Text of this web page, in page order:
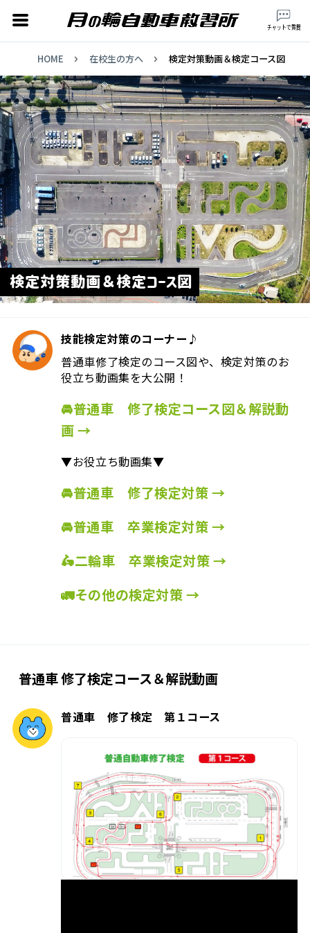
月の輪自動車
チャットで質問
HOME 在校生の方へ 検定対策動画＆検定コース図
検定対策動画＆検定コース図
技能検定対策のコーナー♪
普通車修了検定のコース図や、検定対策のお
役立ち動画集を大公開！
🚘普通車 修了検定コース図＆解説動
画 →
▼お役立ち動画集▼
🚘普通車 修了検定対策 →
🚘普通車 卒業検定対策 →
🛵二輪車 卒業検定対策 →
🚛その他の検定対策 →
普通車 修了検定コース＆解説動画
普通車 修了検定 第１コース